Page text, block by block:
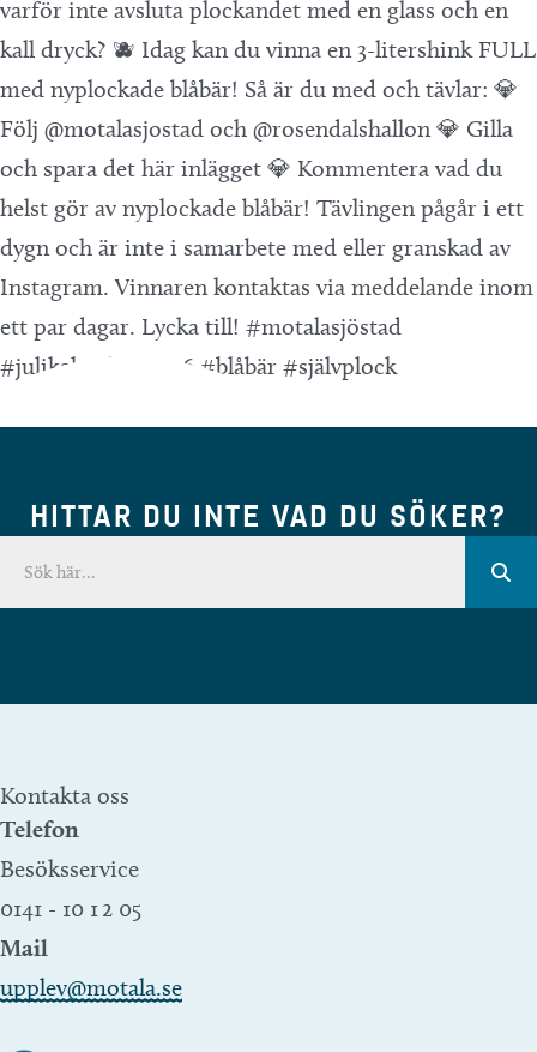
HITTAR DU INTE VAD DU SÖKER?
Kontakta oss
Telefon
Besöksservice
0141 - 10 1 2 05
Mail
upplev@motala.se